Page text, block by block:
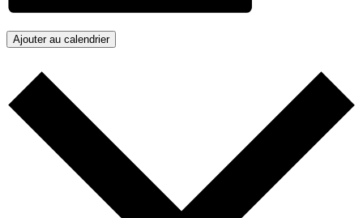
Ajouter au calendrier